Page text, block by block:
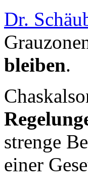
Dr.
bleiben.
strenge
einer